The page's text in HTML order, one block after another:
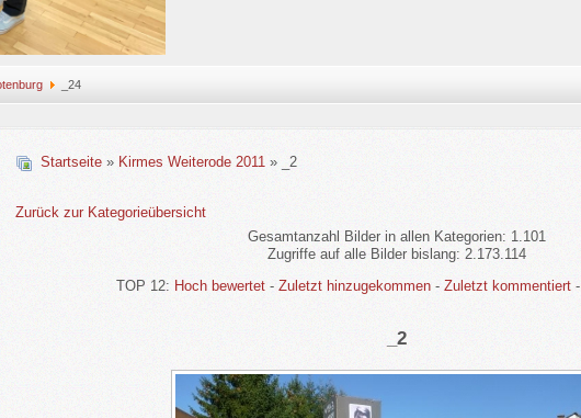
_24
Startseite » Kirmes Weiterode 2011 » _2
Zurück zur Kategorieübersicht
Gesamtanzahl Bilder in allen Kategorien: 1.101
Zugriffe auf alle Bilder bislang: 2.173.114
TOP 12: Hoch bewertet- Zuletzt hinzugekommen- Zuletzt kommentiert-
_2